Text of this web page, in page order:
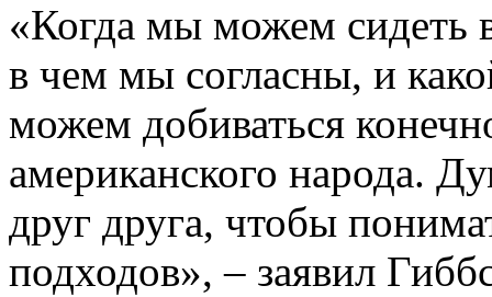
«Когда мы можем сидеть
в чем мы согласны, и
можем добиваться
американского народа.
друг друга, чтобы
подходов», – заявил